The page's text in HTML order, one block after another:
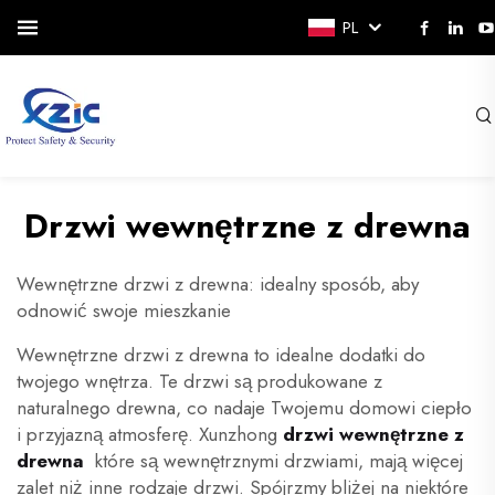
PL
Drzwi wewnętrzne z drewna
Wewnętrzne drzwi z drewna: idealny sposób, aby
odnowić swoje mieszkanie
Wewnętrzne drzwi z drewna to idealne dodatki do
twojego wnętrza. Te drzwi są produkowane z
naturalnego drewna, co nadaje Twojemu domowi ciepło
i przyjazną atmosferę. Xunzhong drzwi wewnętrzne z
drewna które są wewnętrznymi drzwiami, mają więcej
zalet niż inne rodzaje drzwi. Spójrzmy bliżej na niektóre